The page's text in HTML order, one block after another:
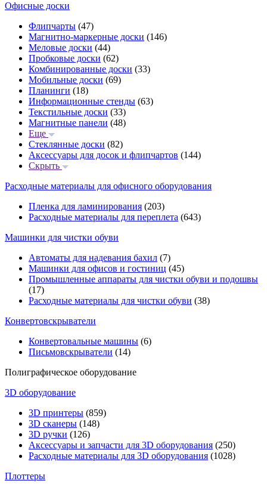
Офисные доски
Флипчарты (47)
Магнитно-маркерные доски (146)
Меловые доски (44)
Пробковые доски (62)
Комбинированные доски (33)
Мобильные доски (69)
Планинги (18)
Информационные стенды (63)
Текстильные доски (33)
Магнитные панели (48)
Еще
Стеклянные доски (82)
Аксессуары для досок и флипчартов (144)
Скрыть
Расходные материалы для офисного оборудования
Пленка для ламинирования (203)
Расходные материалы для переплета (643)
Машинки для чистки обуви
Автоматы для надевания бахил (7)
Машинки для офисов и гостиниц (45)
Промышленные аппараты для чистки обуви и подошвы
(17)
Расходные материалы для чистки обуви (38)
Конвертовскрыватели
Конвертовальные машины (6)
Письмовскрыватели (14)
Полиграфическое оборудование
3D оборудование
3D принтеры (859)
3D сканеры (148)
3D ручки (126)
Аксессуары и запчасти для 3D оборудования (250)
Расходные материалы для 3D оборудования (1028)
Плоттеры